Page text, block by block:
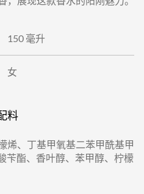
150 毫升
女
料
烯、丁基甲氧基二苯甲酰基甲
苄酯、香叶醇、苯甲醇、柠檬